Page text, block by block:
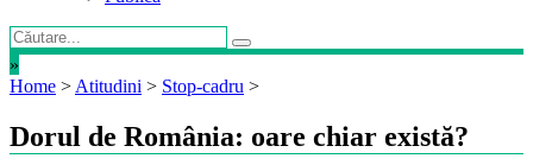
»
Home > Atitudini > Stop-cadru >
Dorul de România: oare chiar există?